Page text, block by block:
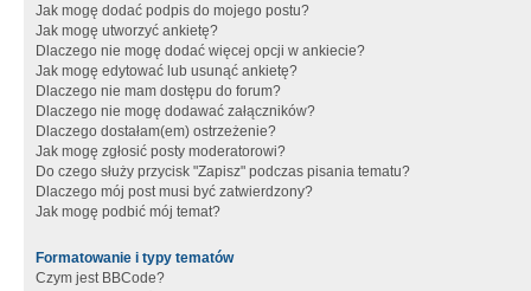
Jak mogę dodać podpis do mojego postu?
Jak mogę utworzyć ankietę?
Dlaczego nie mogę dodać więcej opcji w ankiecie?
Jak mogę edytować lub usunąć ankietę?
Dlaczego nie mam dostępu do forum?
Dlaczego nie mogę dodawać załączników?
Dlaczego dostałam(em) ostrzeżenie?
Jak mogę zgłosić posty moderatorowi?
Do czego służy przycisk "Zapisz" podczas pisania tematu?
Dlaczego mój post musi być zatwierdzony?
Jak mogę podbić mój temat?
Formatowanie i typy tematów
Czym jest BBCode?